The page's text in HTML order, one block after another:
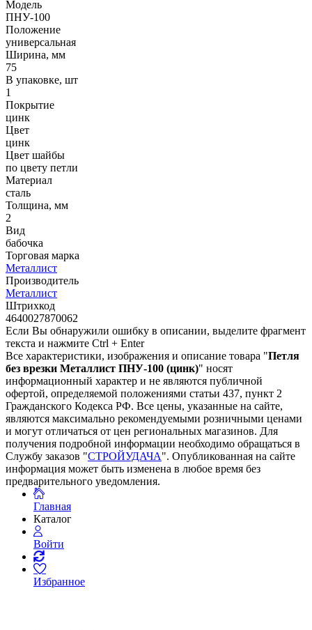
Модель
ПНУ-100
Положение
универсальная
Ширина, мм
75
В упаковке, шт
1
Покрытие
цинк
Цвет
цинк
Цвет шайбы
по цвету петли
Материал
сталь
Толщина, мм
2
Вид
бабочка
Торговая марка
Металлист
Производитель
Металлист
Штрихкод
4640027870062
Если Вы обнаружили ошибку в описании, выделите фрагмент
текста и нажмите Ctrl + Enter
Все характеристики, изображения и описание товара "Петля
без врезки Металлист ПНУ-100 (цинк)" носят
информационный характер и не являются публичной
офертой, определяемой положениями статьи 437, пункт 2
Гражданского Кодекса РФ. Все цены, указанные на сайте,
являются максимально рекомендуемыми розничными ценами
и могут отличаться от цен региональных магазинов. Для
получения подробной информации необходимо обращаться в
Службу заказов "СТРОЙУДАЧА". Опубликованная на сайте
информация может быть изменена в любое время без
предварительного уведомления.
Главная
Каталог
Войти
Избранное